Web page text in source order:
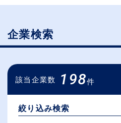
企業検索
該当企業数 198件
絞り込み検索